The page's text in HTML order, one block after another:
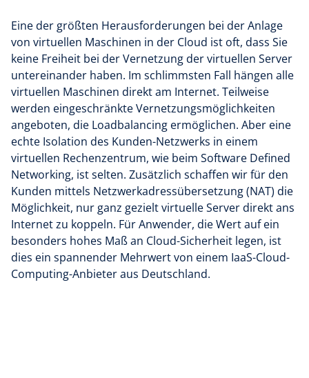
Eine der größten Herausforderungen bei der Anlage
von virtuellen Maschinen in der Cloud ist oft, dass Sie
keine Freiheit bei der Vernetzung der virtuellen Server
untereinander haben. Im schlimmsten Fall hängen alle
virtuellen Maschinen direkt am Internet. Teilweise
werden eingeschränkte Vernetzungsmöglichkeiten
angeboten, die Loadbalancing ermöglichen. Aber eine
echte Isolation des Kunden-Netzwerks in einem
virtuellen Rechenzentrum, wie beim Software Defined
Networking, ist selten. Zusätzlich schaffen wir für den
Kunden mittels Netzwerkadressübersetzung (NAT) die
Möglichkeit, nur ganz gezielt virtuelle Server direkt ans
Internet zu koppeln. Für Anwender, die Wert auf ein
besonders hohes Maß an Cloud-Sicherheit legen, ist
dies ein spannender Mehrwert von einem IaaS-Cloud-
Computing-Anbieter aus Deutschland.